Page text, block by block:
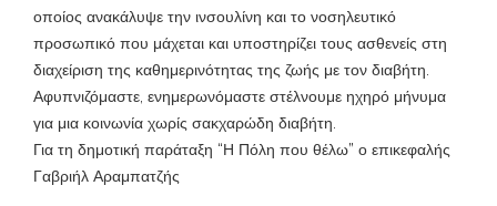
οποίος ανακάλυψε την ινσουλίνη και το νοσηλευτικό
προσωπικό που μάχεται και υποστηρίζει τους ασθενείς στη
διαχείριση της καθημερινότητας της ζωής με τον διαβήτη.
Αφυπνιζόμαστε, ενημερωνόμαστε στέλνουμε ηχηρό μήνυμα
για μια κοινωνία χωρίς σακχαρώδη διαβήτη.
Για τη δημοτική παράταξη “Η Πόλη που θέλω” ο επικεφαλής
Γαβριήλ Αραμπατζής